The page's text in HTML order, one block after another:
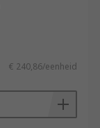
€ 240,86/eenheid